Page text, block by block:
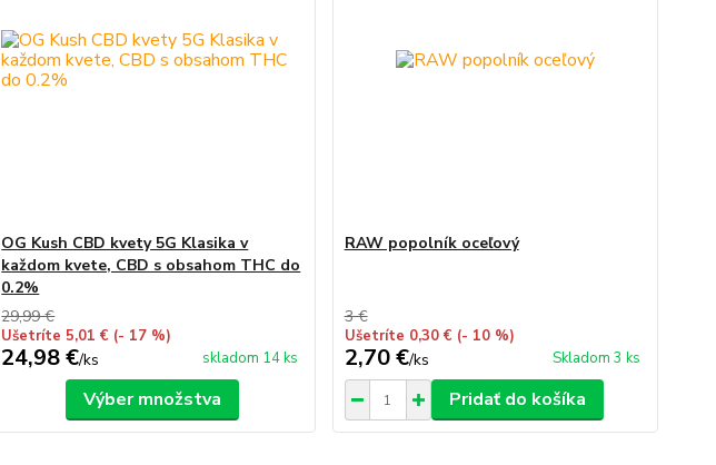
OG Kush CBD kvety 5G Klasika v
každom kvete, CBD s obsahom THC do
0.2%
29,99 €
Ušetríte 5,01 € (- 17 %)
24,98 €/ks skladom 14 ks
Výber množstva
RAW popolník oceľový
3 €
Ušetríte 0,30 € (- 10 %)
2,70 €/ks Skladom 3 ks
Pridať do košíka